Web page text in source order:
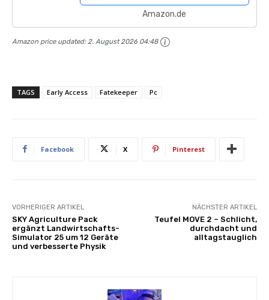
SUPER,...
Amazon.de
Amazon price updated:2. August 2026 04:48
TAGS Early Access Fatekeeper Pc
Facebook X Pinterest
VORHERIGER ARTIKEL
SKY Agriculture Pack
ergänzt Landwirtschafts-
Simulator 25 um 12 Geräte
und verbesserte Physik
NÄCHSTER ARTIKEL
Teufel MOVE 2 – Schlicht,
durchdacht und
alltagstauglich